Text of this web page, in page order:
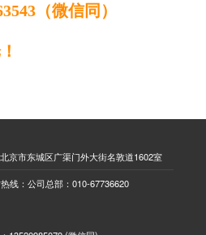
（微信同）
京市东城区广渠门外大街名敦道1602室
线：公司总部：010-67736620